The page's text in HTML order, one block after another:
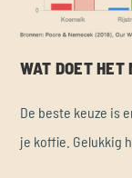
WAT DOET
De beste keuze is
je koffie. Gelukkig